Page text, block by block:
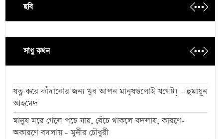
ছবি
সাধু কথন
যত্ন করে কাঁদানোর জন্য খুব আপন মানুষগুলোই যথেষ্ট! - হুমায়ূন
আহমেদ
মানুষ মরে গেলে পচে যায়, বেঁচে থাকলে বদলায়, কারণে-
অকারণে বদলায় - মুনীর চৌধুরী